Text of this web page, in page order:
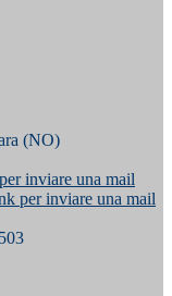
(NO)
inviare una mail
per inviare una mail